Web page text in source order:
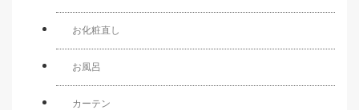
お化粧直し
お風呂
カーテン